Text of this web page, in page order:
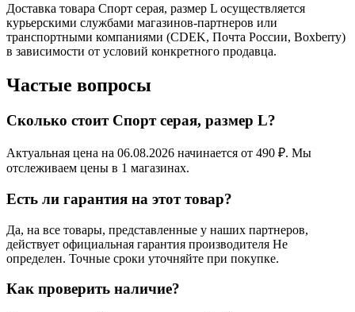
Доставка товара Спорт серая, размер L осуществляется
курьерскими службами магазинов-партнеров или
транспортными компаниями (CDEK, Почта России, Boxberry)
в зависимости от условий конкретного продавца.
Частые вопросы
Сколько стоит Спорт серая, размер L?
Актуальная цена на 06.08.2026 начинается от 490 ₽. Мы
отслеживаем цены в 1 магазинах.
Есть ли гарантия на этот товар?
Да, на все товары, представленные у наших партнеров,
действует официальная гарантия производителя Не
определен. Точные сроки уточняйте при покупке.
Как проверить наличие?